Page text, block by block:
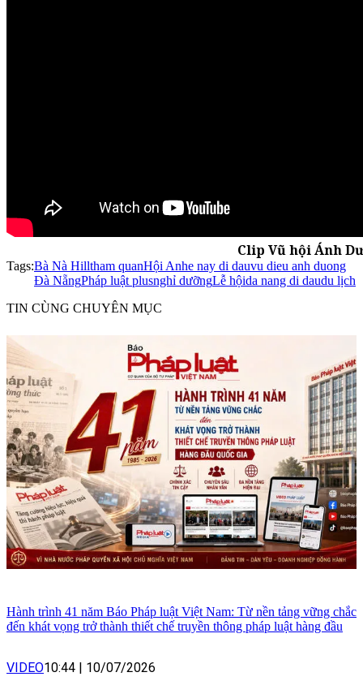
Clip Vũ hội Ánh
Tags:Bà Nà Hilltham quanHội Anhe nay di dauvu dieu anh duong
Đà NẵngPháp luật plusnghỉ dưỡngLễ hộida nang di daudu lịch
TIN CÙNG CHUYÊN MỤC
Hành trình 41 năm Báo Pháp luật Việt Nam: Từ nền tảng vững chắc
đến khát vọng trở thành thiết chế truyền thông pháp luật hàng đầu
VIDEO10:44 10/07/2026